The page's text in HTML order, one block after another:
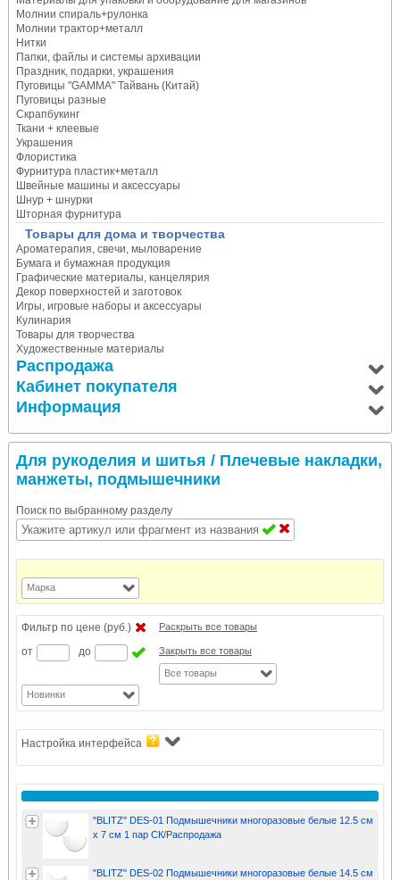
Молнии спираль+рулонка
Молнии трактор+металл
Нитки
Папки, файлы и системы архивации
Праздник, подарки, украшения
Пуговицы "GAMMA" Тайвань (Китай)
Пуговицы разные
Скрапбукинг
Ткани + клеевые
Украшения
Флористика
Фурнитура пластик+металл
Швейные машины и аксессуары
Шнур + шнурки
Шторная фурнитура
Товары для дома и творчества
Ароматерапия, свечи, мыловарение
Бумага и бумажная продукция
Графические материалы, канцелярия
Декор поверхностей и заготовок
Игры, игровые наборы и аксессуары
Кулинария
Товары для творчества
Художественные материалы
Распродажа
Кабинет покупателя
Информация
Для рукоделия и шитья / Плечевые накладки,
манжеты, подмышечники
Поиск по выбранному разделу
Марка
Фильтр по цене (руб.)
от
до
Раскрыть все товары
Закрыть все товары
Все товары
Новинки
Настройка интерфейса
"BLITZ" DES-01 Подмышечники многоразовые белые 12.5 см
х 7 см 1 пар СК/Распродажа
"BLITZ" DES-02 Подмышечники многоразовые белые 14.5 см